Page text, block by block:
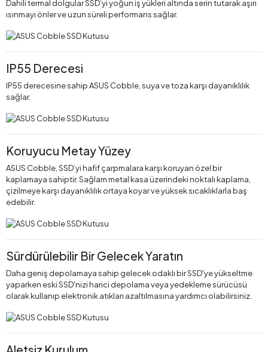
Dahili termal dolgular SSD’yi yoğun iş yükleri altında serin tutarak aşırı
ısınmayı önler ve uzun süreli performans sağlar.
IP55 Derecesi
IP55 derecesine sahip ASUS Cobble, suya ve toza karşı dayanıklılık
sağlar.
Koruyucu Metay Yüzey
ASUS Cobble, SSD’yi hafif çarpmalara karşı koruyan özel bir
kaplamaya sahiptir. Sağlam metal kasa üzerindeki noktalı kaplama,
çizilmeye karşı dayanıklılık ortaya koyar ve yüksek sıcaklıklarla baş
edebilir.
Sürdürülebilir Bir Gelecek Yaratın
Daha geniş depolamaya sahip gelecek odaklı bir SSD'ye yükseltme
yaparken eski SSD'nizi harici depolama veya yedekleme sürücüsü
olarak kullanıp elektronik atıkları azaltılmasına yardımcı olabilirsiniz.